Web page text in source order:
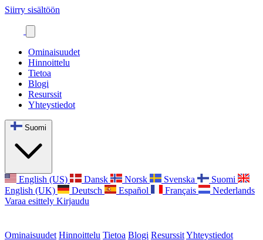
Siirry sisältöön
Ominaisuudet
Hinnoittelu
Tietoa
Blogi
Resurssit
Yhteystiedot
Suomi
English (US) Dansk Norsk Svenska
Suomi
English (UK)
Deutsch Español Français
Nederlands
Varaa esittely Kirjaudu
Ominaisuudet Hinnoittelu Tietoa Blogi ResurssitYhteystiedot